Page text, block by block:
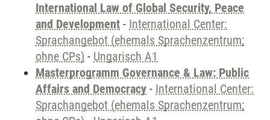
International Law of Global Security, Peace
and Development - International Center:
Sprachangebot (ehemals Sprachenzentrum;
ohne CPs) - Ungarisch A1
Masterprogramm Governance & Law: Public
Affairs and Democracy - International Center:
Sprachangebot (ehemals Sprachenzentrum;